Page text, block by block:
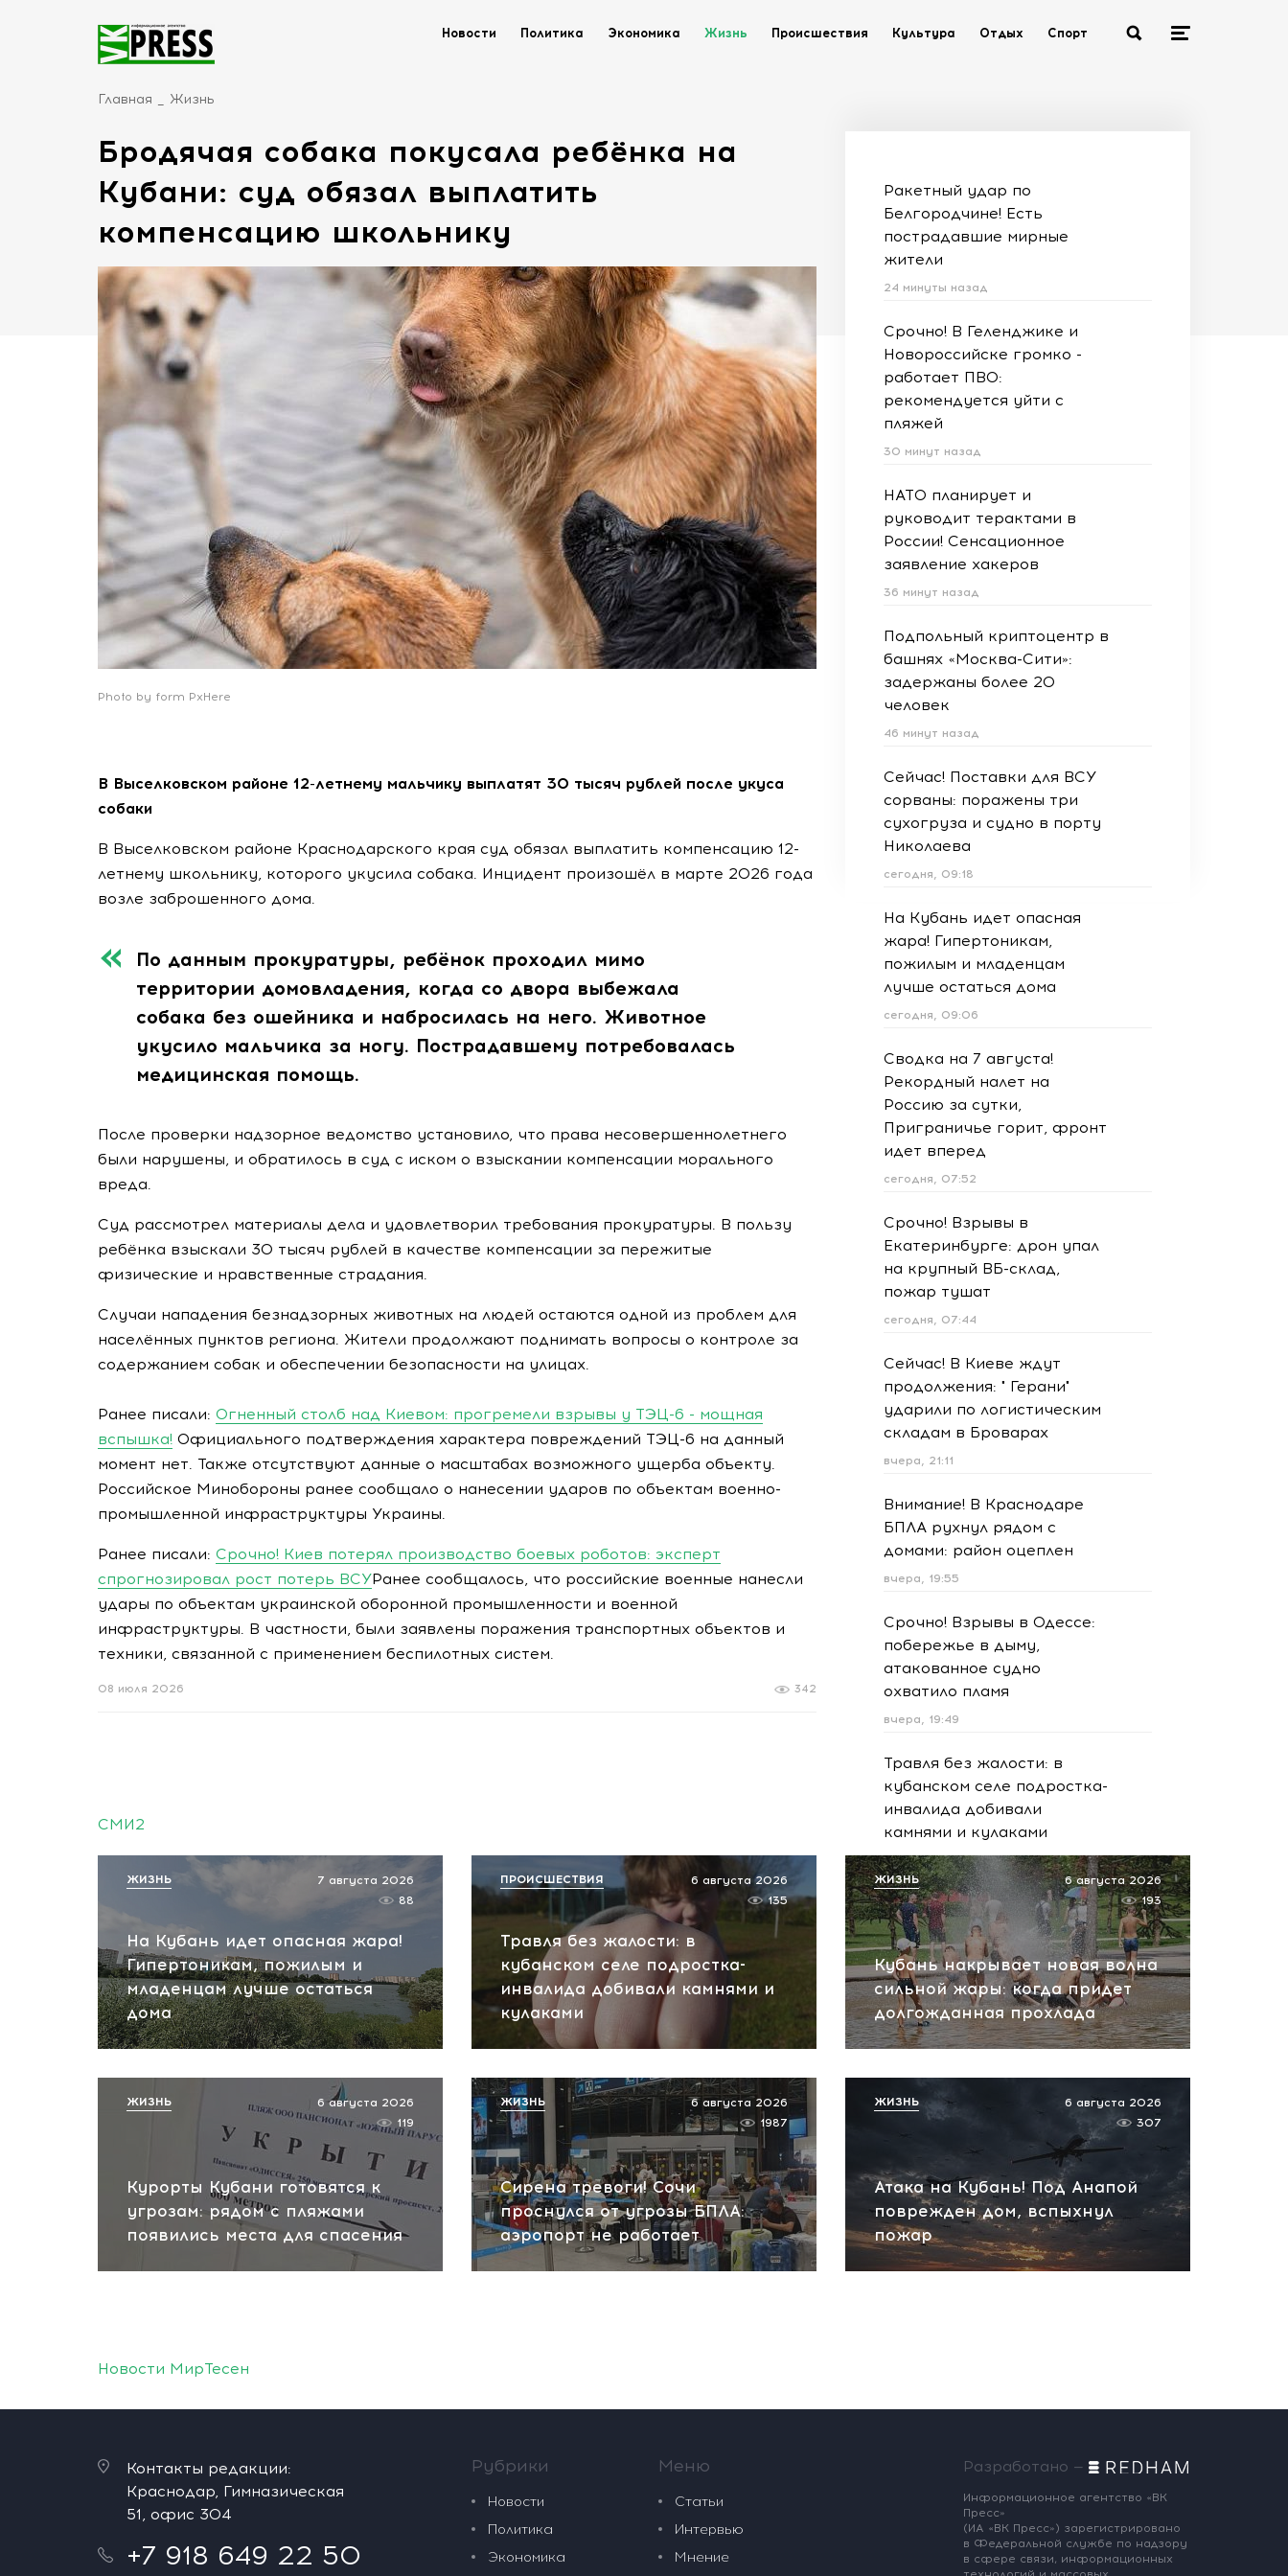
Новости Политика Экономика Жизнь Происшествия Культура Отдых Спорт
Главная Жизнь
Бродячая собака покусала ребёнка на
Кубани: суд обязал выплатить
компенсацию школьнику
Photo by form PxHere
В Выселковском районе 12-летнему мальчику выплатят 30 тысяч рублей после укуса
собаки
В Выселковском районе Краснодарского края суд обязал выплатить компенсацию 12-
летнему школьнику, которого укусила собака. Инцидент произошёл в марте 2026 года
возле заброшенного дома.
По данным прокуратуры, ребёнок проходил мимо
территории домовладения, когда со двора выбежала
собака без ошейника и набросилась на него. Животное
укусило мальчика за ногу. Пострадавшему потребовалась
медицинская помощь.
После проверки надзорное ведомство установило, что права несовершеннолетнего
были нарушены, и обратилось в суд с иском о взыскании компенсации морального
вреда.
Суд рассмотрел материалы дела и удовлетворил требования прокуратуры. В пользу
ребёнка взыскали 30 тысяч рублей в качестве компенсации за пережитые
физические и нравственные страдания.
Случаи нападения безнадзорных животных на людей остаются одной из проблем для
населённых пунктов региона. Жители продолжают поднимать вопросы о контроле за
содержанием собак и обеспечении безопасности на улицах.
Ранее писали: Огненный столб над Киевом: прогремели взрывы у ТЭЦ-6 - мощная
вспышка! Официального подтверждения характера повреждений ТЭЦ-6 на данный
момент нет. Также отсутствуют данные о масштабах возможного ущерба объекту.
Российское Минобороны ранее сообщало о нанесении ударов по объектам военно-
промышленной инфраструктуры Украины.
Ранее писали: Срочно! Киев потерял производство боевых роботов: эксперт
спрогнозировал рост потерь ВСУРанее сообщалось, что российские военные нанесли
удары по объектам украинской оборонной промышленности и военной
инфраструктуры. В частности, были заявлены поражения транспортных объектов и
техники, связанной с применением беспилотных систем.
342
08 июля 2026
Ракетный удар по
Белгородчине! Есть
пострадавшие мирные
жители
24 минуты назад
Срочно! В Геленджике и
Новороссийске громко -
работает ПВО:
рекомендуется уйти с
пляжей
30 минут назад
НАТО планирует и
руководит терактами в
России! Сенсационное
заявление хакеров
36 минут назад
Подпольный криптоцентр в
башнях «Москва-Сити»:
задержаны более 20
человек
46 минут назад
Сейчас! Поставки для ВСУ
сорваны: поражены три
сухогруза и судно в порту
Николаева
сегодня, 09:18
На Кубань идет опасная
жара! Гипертоникам,
пожилым и младенцам
лучше остаться дома
сегодня, 09:06
Сводка на 7 августа!
Рекордный налет на
Россию за сутки,
Приграничье горит, фронт
идет вперед
сегодня, 07:52
Срочно! Взрывы в
Екатеринбурге: дрон упал
на крупный ВБ-склад,
пожар тушат
сегодня, 07:44
Сейчас! В Киеве ждут
продолжения: " Герани"
ударили по логистическим
складам в Броварах
вчера, 21:11
Внимание! В Краснодаре
БПЛА рухнул рядом с
домами: район оцеплен
вчера, 19:55
Срочно! Взрывы в Одессе:
побережье в дыму,
атакованное судно
охватило пламя
вчера, 19:49
Травля без жалости: в
кубанском селе подростка-
инвалида добивали
камнями и кулаками
вчера, 19:34
СМИ2
На Кубань идет опасная жара!
Гипертоникам, пожилым и
младенцам лучше остаться
дома
7 августа 2026
88
ЖИЗНЬ
Травля без жалости: в
кубанском селе подростка-
инвалида добивали камнями и
кулаками
6 августа 2026
135
ПРОИСШЕСТВИЯ
Кубань накрывает новая волна
сильной жары: когда придет
долгожданная прохлада
6 августа 2026
193
ЖИЗНЬ
Курорты Кубани готовятся к
угрозам: рядом с пляжами
появились места для спасения
6 августа 2026
119
ЖИЗНЬ
Сирена тревоги! Сочи
проснулся от угрозы БПЛА:
аэропорт не работает
6 августа 2026
1987
ЖИЗНЬ
Атака на Кубань! Под Анапой
поврежден дом, вспыхнул
пожар
6 августа 2026
307
ЖИЗНЬ
Новости МирТесен
Контакты редакции:
Краснодар, Гимназическая
51, офис 304
+7 918 649 22 50
Рубрики
Новости
Политика
Экономика
Меню
Статьи
Интервью
Мнение
Разработано —
Информационное агентство «ВК
Пресс»
(ИА «ВК Пресс») зарегистрировано
в Федеральной службе по надзору
в сфере связи, информационных